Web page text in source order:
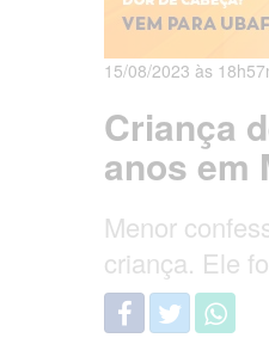
15/08/2023 às
Criança
anos em
Menor
criança. Ele